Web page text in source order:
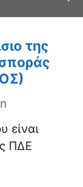
της
είναι
ΠΔΕ